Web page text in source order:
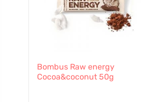
Bombus Raw energy
Cocoa&coconut 50g